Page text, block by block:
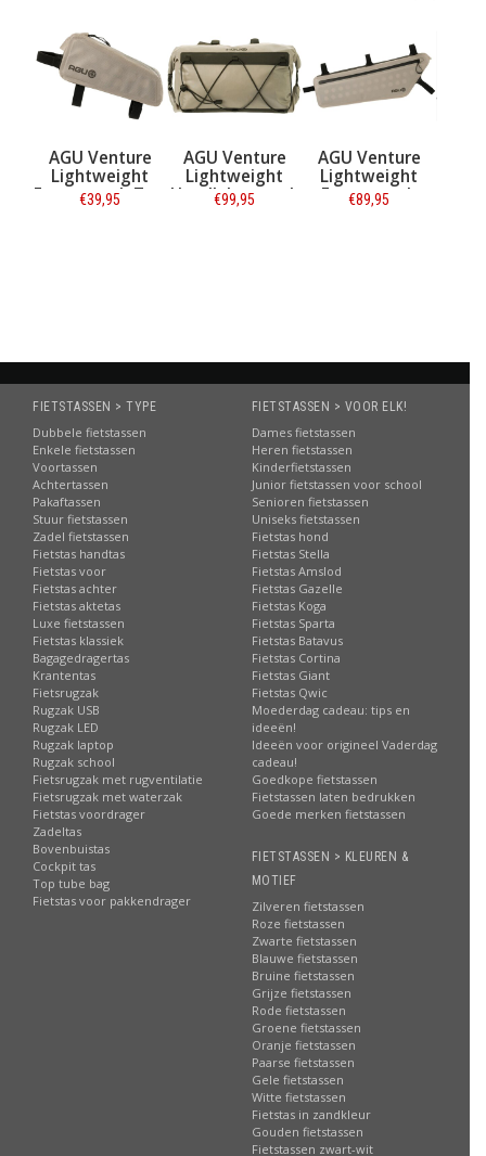
Top
AGU Venture
Lightweight
Handlebar-pack
9,5L Sustained
€99,95
AGU Venture
Lightweight
Frame-pack
Large 5,5L
€89,95
AGU Venture
Frame-pack
Medium 4L
Ground Coffee
€54,95
FIETSTASSEN > TYPE
Dubbele fietstassen
Enkele fietstassen
Voortassen
Achtertassen
Pakaftassen
Stuur fietstassen
Zadel fietstassen
Fietstas handtas
Fietstas voor
Fietstas achter
Fietstas aktetas
Luxe fietstassen
Fietstas klassiek
Bagagedragertas
Krantentas
Fietsrugzak
Rugzak USB
Rugzak LED
Rugzak laptop
Rugzak school
Fietsrugzak met rugventilatie
Fietsrugzak met waterzak
Fietstas voordrager
Zadeltas
Bovenbuistas
Cockpit tas
Top tube bag
Fietstas voor pakkendrager
FIETSTASSEN > VOOR ELK!
Dames fietstassen
Heren fietstassen
Kinderfietstassen
Junior fietstassen voor school
Senioren fietstassen
Uniseks fietstassen
Fietstas hond
Fietstas Stella
Fietstas Amslod
Fietstas Gazelle
Fietstas Koga
Fietstas Sparta
Fietstas Batavus
Fietstas Cortina
Fietstas Giant
Fietstas Qwic
Moederdag cadeau: tips en
ideeën!
Ideeën voor origineel Vaderdag
cadeau!
Goedkope fietstassen
Fietstassen laten bedrukken
Goede merken fietstassen
FIETSTASSEN > KLEUREN &
MOTIEF
Zilveren fietstassen
Roze fietstassen
Zwarte fietstassen
Blauwe fietstassen
Bruine fietstassen
Grijze fietstassen
Rode fietstassen
Groene fietstassen
Oranje fietstassen
Paarse fietstassen
Gele fietstassen
Witte fietstassen
Fietstas in zandkleur
Gouden fietstassen
Fietstassen zwart-wit